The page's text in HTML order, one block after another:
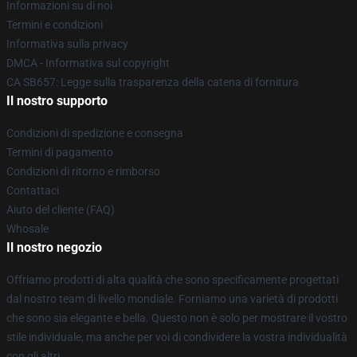
Informazioni su di noi
Termini e condizioni
Informativa sulla privacy
DMCA - Informativa sul copyright
CA SB657: Legge sulla trasparenza della catena di fornitura
Il nostro supporto
Condizioni di spedizione e consegna
Termini di pagamento
Condizioni di ritorno e rimborso
Contattaci
Aiuto del cliente (FAQ)
Whosale
Il nostro negozio
Offriamo prodotti di alta qualità che sono specificamente progettati
dal nostro team di livello mondiale. Forniamo una varietà di prodotti
che sono sia elegante e bella. Questo non è solo per mostrare il vostro
stile individuale, ma anche per voi di condividere la vostra individualità